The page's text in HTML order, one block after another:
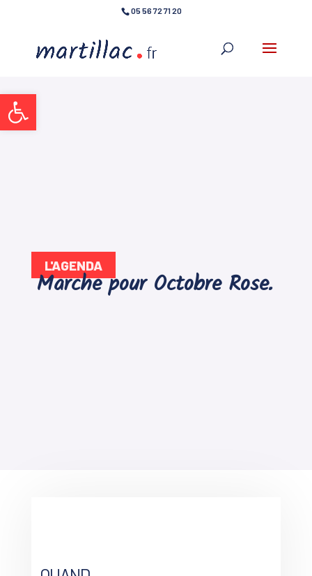
Ouvrir la barre d’outils
05 56 72 71 20
L'AGENDA
Marche pour Octobre Rose.